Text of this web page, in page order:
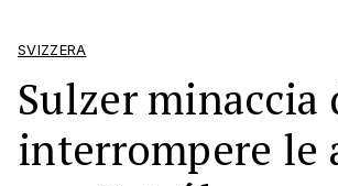
SVIZZERA
Sulzer minaccia
interrompere le